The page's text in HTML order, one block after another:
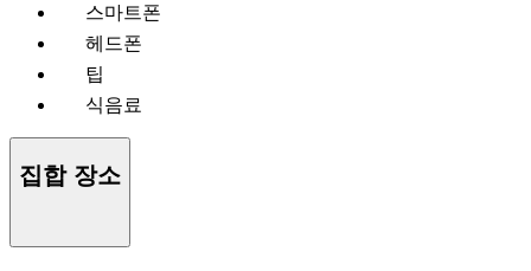
스마트폰
헤드폰
팁
식음료
집합 장소